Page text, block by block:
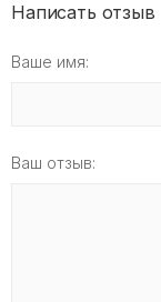
Написать отзыв
Ваше имя:
Ваш отзыв: